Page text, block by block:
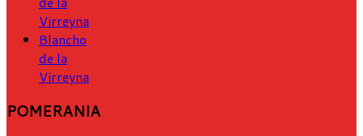
Virreyna
Blancho
de la
Virreyna
POMERANIA